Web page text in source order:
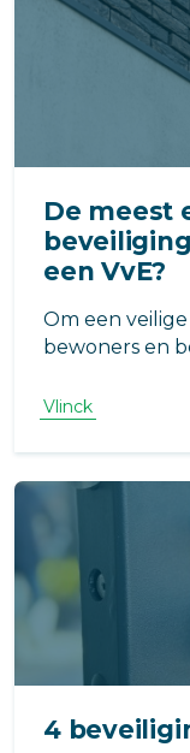
De meest
een VvE?
Om een
bewoners en
leest u hier.
Vlinck
4